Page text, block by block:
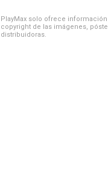
PlayMax solo ofrece
copyright de las imágenes,
distribuidoras.